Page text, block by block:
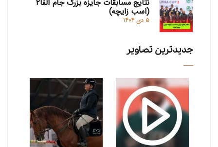
نتایج مسابقات جایزه بزرگ جام آلفا۲
(اسب زایچه)
۵ دی ۱۴۰۴
جدیدترین تصاویر